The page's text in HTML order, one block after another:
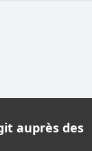
auprès des